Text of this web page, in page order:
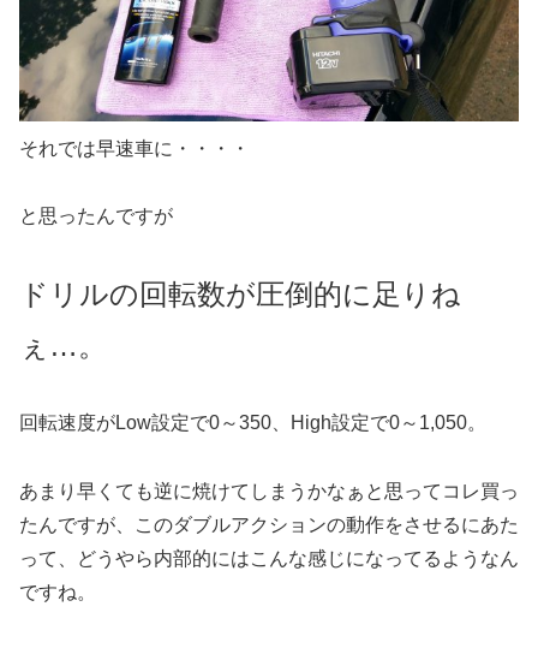
それでは早速車に・・・・
と思ったんですが
ドリルの回転数が圧倒的に足りね
ぇ…。
回転速度がLow設定で0～350、High設定で0～1,050。
あまり早くても逆に焼けてしまうかなぁと思ってコレ買っ
たんですが、このダブルアクションの動作をさせるにあた
って、どうやら内部的にはこんな感じになってるようなん
ですね。